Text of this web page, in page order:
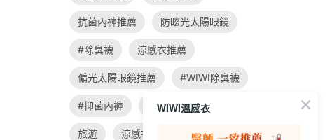
抗菌內褲推薦 防眩光太陽眼鏡
#除臭襪 涼感衣推薦
偏光太陽眼鏡推薦 #WIWI除臭襪
#抑菌內褲 親子 飲食
旅遊 涼感衣 #大學t穿搭
WIWI溫感衣